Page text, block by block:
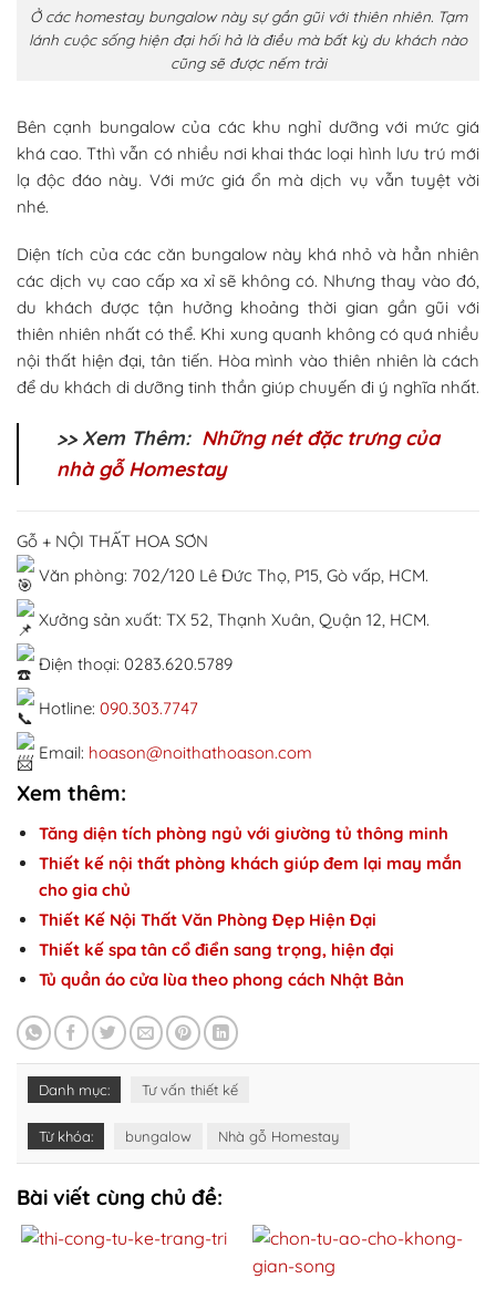
Ở các homestay bungalow này sự gần gũi với thiên nhiên. Tạm
lánh cuộc sống hiện đại hối hả là điều mà bất kỳ du khách nào
cũng sẽ được nếm trải
Bên cạnh bungalow của các khu nghỉ dưỡng với mức giá
khá cao. Tthì vẫn có nhiều nơi khai thác loại hình lưu trú mới
lạ độc đáo này. Với mức giá ổn mà dịch vụ vẫn tuyệt vời
nhé.
Diện tích của các căn bungalow này khá nhỏ và hẳn nhiên
các dịch vụ cao cấp xa xỉ sẽ không có. Nhưng thay vào đó,
du khách được tận hưởng khoảng thời gian gần gũi với
thiên nhiên nhất có thể. Khi xung quanh không có quá nhiều
nội thất hiện đại, tân tiến. Hòa mình vào thiên nhiên là cách
để du khách di dưỡng tinh thần giúp chuyến đi ý nghĩa nhất.
>> Xem Thêm: Những nét đặc trưng của
nhà gỗ Homestay
Gỗ + NỘI THẤT HOA SƠN
Văn phòng: 702/120 Lê Đức Thọ, P15, Gò vấp, HCM.
Xưởng sản xuất: TX 52, Thạnh Xuân, Quận 12, HCM.
Điện thoại: 0283.620.5789
Hotline: 090.303.7747
Email: hoason@noithathoason.com
Xem thêm:
Tăng diện tích phòng ngủ với giường tủ thông minh
Thiết kế nội thất phòng khách giúp đem lại may mắn
cho gia chủ
Thiết Kế Nội Thất Văn Phòng Đẹp Hiện Đại
Thiết kế spa tân cổ điển sang trọng, hiện đại
Tủ quần áo cửa lùa theo phong cách Nhật Bản
Danh mục: Tư vấn thiết kế
Từ khóa: bungalow Nhà gỗ Homestay
Bài viết cùng chủ đề: